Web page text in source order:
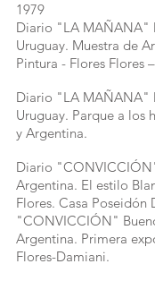
1979
Diario "LA MAÑANA"
Uruguay. Muestra de
Pintura - Flores Flores
Diario "LA MAÑANA"
Uruguay. Parque a los
y Argentina.
Diario
Argentina. El estilo
Flores. Casa Poseidón
"CONVICCIÓN"
Argentina. Primera
Flores-Damiani.